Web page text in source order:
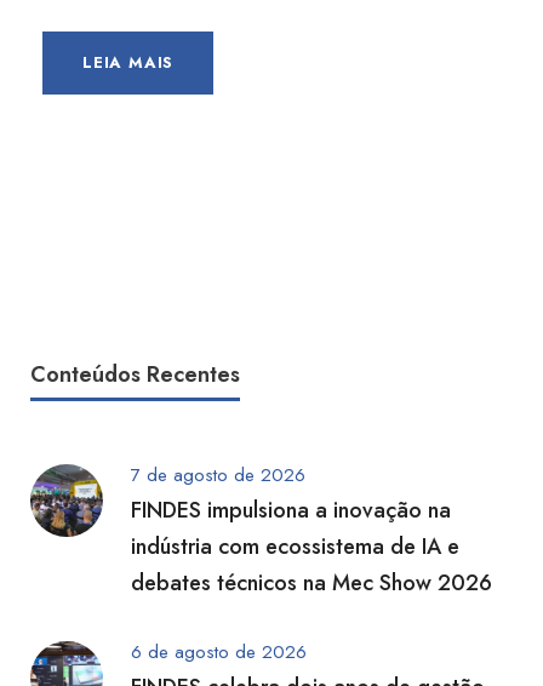
LEIA MAIS
Conteúdos Recentes
7 de agosto de 2026
FINDES impulsiona a inovação na
indústria com ecossistema de IA e
debates técnicos na Mec Show 2026
6 de agosto de 2026